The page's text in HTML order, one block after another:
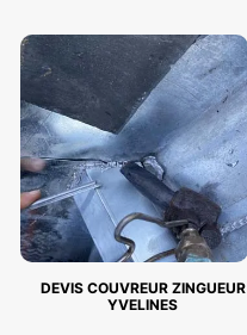
DEVIS COUVREUR ZINGUEUR
YVELINES